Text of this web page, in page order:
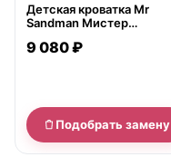
Детская кроватка Mr
Sandman Мистер
маятник
9 080 ₽
Подобрать замену